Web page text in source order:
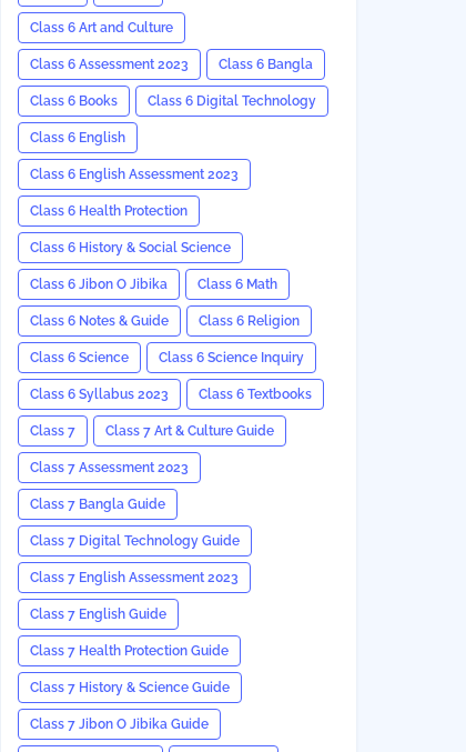
Class 6 Art and Culture
Class 6 Assessment 2023 Class 6 Bangla
Class 6 Books Class 6 Digital Technology
Class 6 English
Class 6 English Assessment 2023
Class 6 Health Protection
Class 6 History & Social Science
Class 6 Jibon O Jibika Class 6 Math
Class 6 Notes & Guide Class 6 Religion
Class 6 Science Class 6 Science Inquiry
Class 6 Syllabus 2023 Class 6 Textbooks
Class 7 Class 7 Art & Culture Guide
Class 7 Assessment 2023
Class 7 Bangla Guide
Class 7 Digital Technology Guide
Class 7 English Assessment 2023
Class 7 English Guide
Class 7 Health Protection Guide
Class 7 History & Science Guide
Class 7 Jibon O Jibika Guide